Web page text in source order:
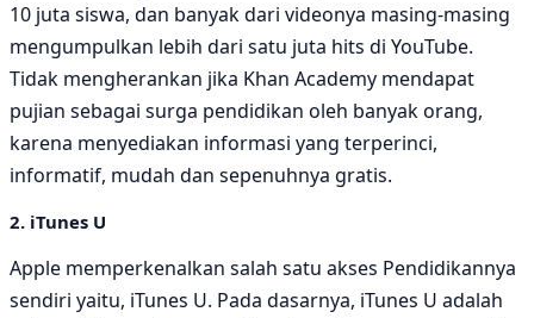
10 juta siswa, dan banyak dari videonya masing-masing
mengumpulkan lebih dari satu juta hits di YouTube.
Tidak mengherankan jika Khan Academy mendapat
pujian sebagai surga pendidikan oleh banyak orang,
karena menyediakan informasi yang terperinci,
informatif, mudah dan sepenuhnya gratis.
2. iTunes U
Apple memperkenalkan salah satu akses Pendidikannya
sendiri yaitu, iTunes U. Pada dasarnya, iTunes U adalah